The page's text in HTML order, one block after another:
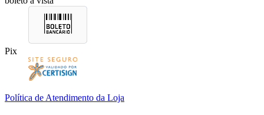
Pix
Política de Atendimento da Loja